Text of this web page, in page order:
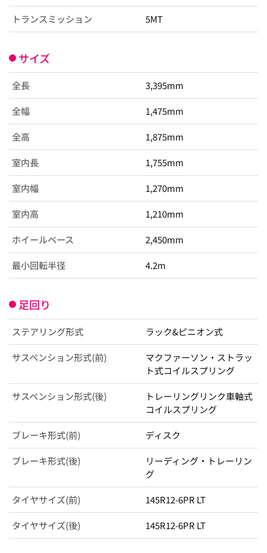
トランスミッション 5MT
サイズ
全長 3,395mm
全幅 1,475mm
全高 1,875mm
室内長 1,755mm
室内幅 1,270mm
室内高 1,210mm
ホイールベース 2,450mm
最小回転半径 4.2m
足回り
ステアリング形式 ラック&ピニオン式
サスペンション形式(前)
マクファーソン・ストラッ
ト式コイルスプリング
サスペンション形式(後)
トレーリングリンク車軸式
コイルスプリング
ブレーキ形式(前) ディスク
ブレーキ形式(後)
リーディング・トレーリン
グ
タイヤサイズ(前) 145R12-6PR LT
タイヤサイズ(後) 145R12-6PR LT